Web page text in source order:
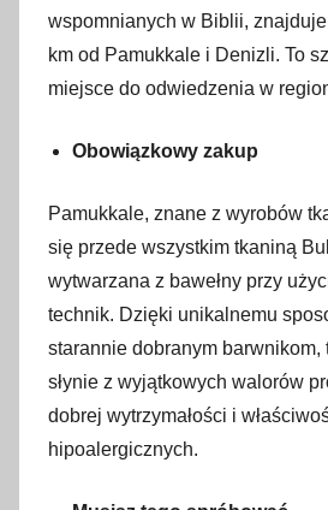
wspomnianych w Biblii,
km od Pamukkale i Denizli. To
miejsce do odwiedzenia w
Obowiązkowy zakup
Pamukkale, znane z wyrobów
się przede wszystkim tkaniną
wytwarzana z bawełny przy
technik. Dzięki unikalnemu
starannie dobranym barwnikom,
słynie z wyjątkowych walorów
dobrej wytrzymałości i
hipoalergicznych.